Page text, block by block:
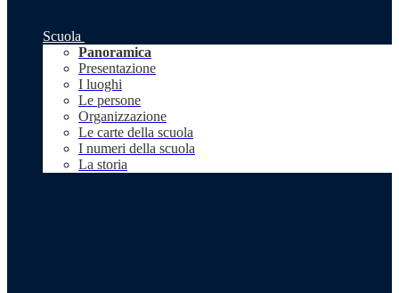
Scuola
Panoramica
Presentazione
I luoghi
Le persone
Organizzazione
Le carte della scuola
I numeri della scuola
La storia